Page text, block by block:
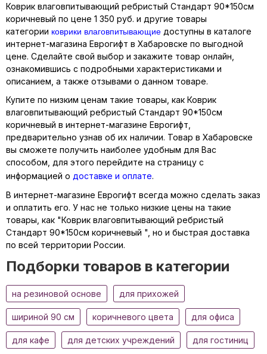
Коврик влаговпитывающий ребристый Стандарт 90*150см
коричневый по цене 1 350 руб. и другие товары
категории коврики влаговпитывающие доступны в каталоге
интернет-магазина Еврогифт в Хабаровске по выгодной
цене. Сделайте свой выбор и закажите товар онлайн,
ознакомившись с подробными характеристиками и
описанием, а также отзывами о данном товаре.
Купите по низким ценам такие товары, как Коврик
влаговпитывающий ребристый Стандарт 90*150см
коричневый в интернет-магазине Еврогифт,
предварительно узнав об их наличии. Товар в Хабаровске
вы сможете получить наиболее удобным для Вас
способом, для этого перейдите на страницу с
информацией о доставке и оплате.
В интернет-магазине Еврогифт всегда можно сделать заказ
и оплатить его. У нас не только низкие цены на такие
товары, как "Коврик влаговпитывающий ребристый
Стандарт 90*150см коричневый ", но и быстрая доставка
по всей территории России.
Подборки товаров в категории
на резиновой основе для прихожей
шириной 90 см коричневого цвета для офиса
для кафе для детских учреждений для гостиниц